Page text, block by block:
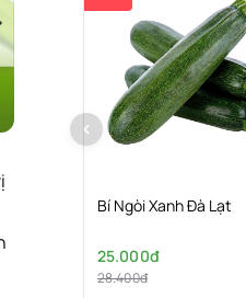
Bí Ngòi Xanh Đà Lạt
25.000đ
28.400đ